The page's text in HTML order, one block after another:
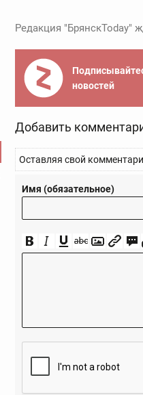
Редакция "БрянскToday"
новостей
Добавить
Оставляя свой
Имя (обязательное)